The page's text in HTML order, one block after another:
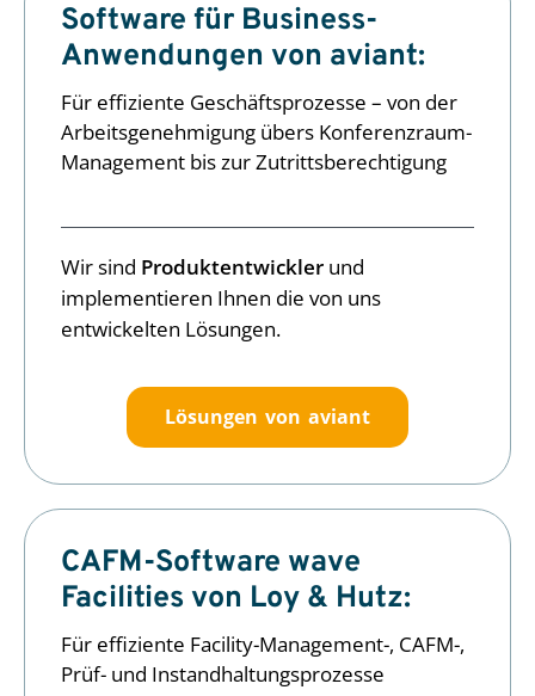
Software für Business-
Anwendungen von aviant:
Für effiziente Geschäftsprozesse – von der
Arbeitsgenehmigung übers Konferenzraum-
Management bis zur Zutrittsberechtigung
Wir sind Produktentwickler und
implementieren Ihnen die von uns
entwickelten Lösungen.
Lösungen von aviant
CAFM-Software wave
Facilities von Loy & Hutz:
Für effiziente Facility-Management-, CAFM-,
Prüf- und Instandhaltungsprozesse